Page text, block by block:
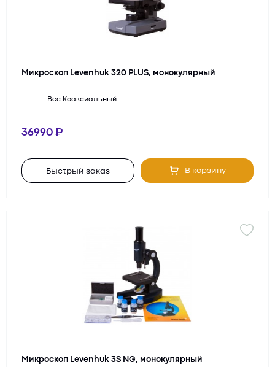
Микроскоп Levenhuk 320 PLUS, монокулярный
Вес Коаксиальный
36990
Быстрый заказ В корзину
Микроскоп Levenhuk 3S NG, монокулярный